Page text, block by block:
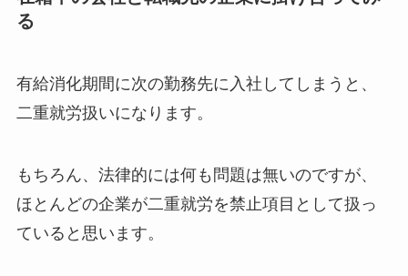
る
有給消化期間に次の勤務先に入社してしまうと、
二重就労扱いになります。
もちろん、法律的には何も問題は無いのですが、
ほとんどの企業が二重就労を禁止項目として扱っ
ていると思います。